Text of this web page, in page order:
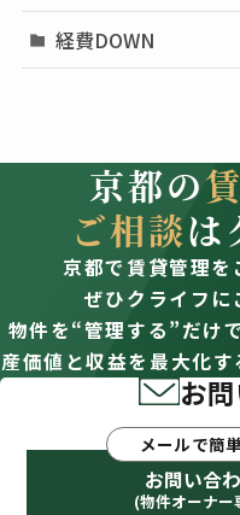
経費DOWN
京都の
ご相談は
京都で賃貸管理を
ぜひクライフに
物件を“管理する”だけ
産価値と収益を最大化す
お
メールで簡
お問い合
(物件オーナー